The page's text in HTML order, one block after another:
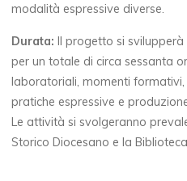
modalità espressive diverse.
Durata:Il progetto si svilupperà
per un totale di circa sessanta
laboratoriali, momenti formativi,
pratiche espressive e
Le attività si svolgeranno
Storico Diocesano e la